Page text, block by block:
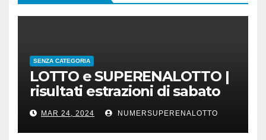
SENZA CATEGORIA
LOTTO e SUPERENALOTTO |
risultati estrazioni di sabato
23 marzo 2024
MAR 24, 2024 NUMERSUPERENALOTTO